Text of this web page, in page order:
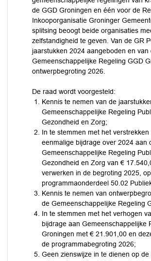
de GGD Groningen en één voor de
Inkooporganisatie Groninger
splitsing beoogt beide organisaties
zelfstandigheid te geven. Van de GR
jaarstukken 2024 aangeboden en van
Gemeenschappelijke Regeling GGD
ontwerpbegroting 2026.
De raad wordt voorgesteld:
Kennis te nemen van de
Gemeenschappelijke Regeling
Gezondheid en Zorg;
In te stemmen met het verstrekken
eenmalige bijdrage over 2024 aan
Gemeenschappelijke Regeling
Gezondheid en Zorg van €
verwerken in de begroting 2025, op
programmaonderdeel 50.02
Kennis te nemen van
de Gemeenschappelijke Regeling
In te stemmen met het verhogen
bijdrage aan Gemeenschappelijke
Groningen met € 21.901,00 en
de programmabegroting 2026;
Geen zienswijze in te dienen op de